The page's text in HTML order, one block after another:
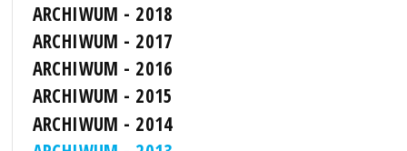
ARCHIWUM - 2018
ARCHIWUM - 2017
ARCHIWUM - 2016
ARCHIWUM - 2015
ARCHIWUM - 2014